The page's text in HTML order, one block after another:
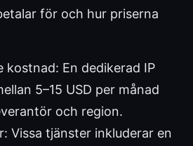
för och hur priserna
kostnad: En dedikerad IP
5–15 USD per månad
och region.
Vissa tjänster inkluderar en